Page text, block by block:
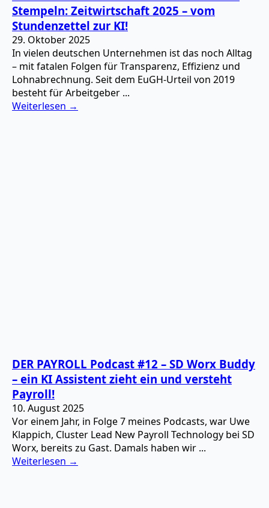
Stempeln: Zeitwirtschaft 2025 – vom
Stundenzettel zur KI!
29. Oktober 2025
In vielen deutschen Unternehmen ist das noch Alltag
– mit fatalen Folgen für Transparenz, Effizienz und
Lohnabrechnung. Seit dem EuGH-Urteil von 2019
besteht für Arbeitgeber ...
Weiterlesen →
DER PAYROLL Podcast #12 – SD Worx Buddy
– ein KI Assistent zieht ein und versteht
Payroll!
10. August 2025
Vor einem Jahr, in Folge 7 meines Podcasts, war Uwe
Klappich, Cluster Lead New Payroll Technology bei SD
Worx, bereits zu Gast. Damals haben wir ...
Weiterlesen →